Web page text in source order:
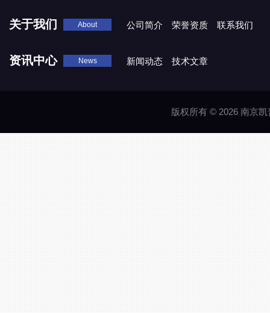
关于我们 About 公司简介 荣誉资质 联系我们
资讯中心 News 新闻动态 技术文章
版权所有 © 2026 南京